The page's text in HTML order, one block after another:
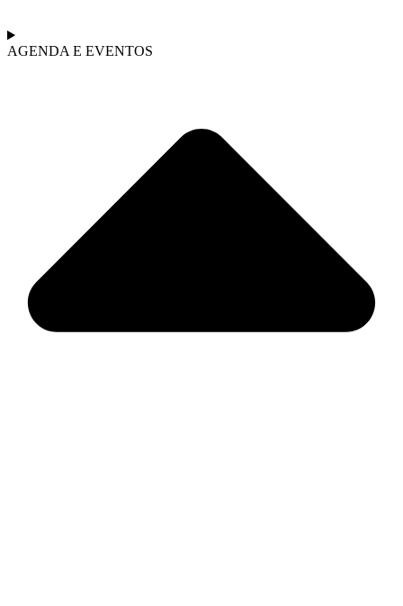
AGENDA E EVENTOS